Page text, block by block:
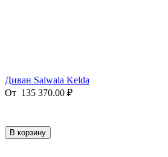
Диван Saiwala Kelda
От 135 370.00 ₽
В корзину